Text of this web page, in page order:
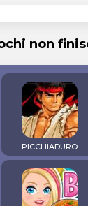
non
PICCHIADURO